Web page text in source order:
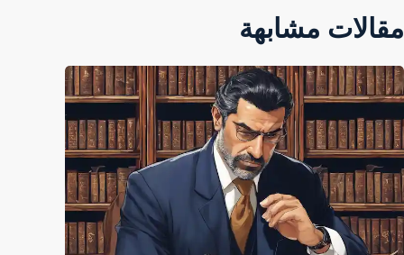
مقالات مشابهة